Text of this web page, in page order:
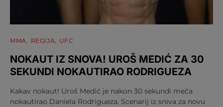
MMA REGIJA UFC
NOKAUT IZ SNOVA! UROŠ MEDIĆ ZA 30
SEKUNDI NOKAUTIRAO RODRIGUEZA
Kakav nokaut! Uroš Medić je nakon 30 sekundi meča
nokautirao Daniela Rodrigueza. Scenarij iz sniva za novu